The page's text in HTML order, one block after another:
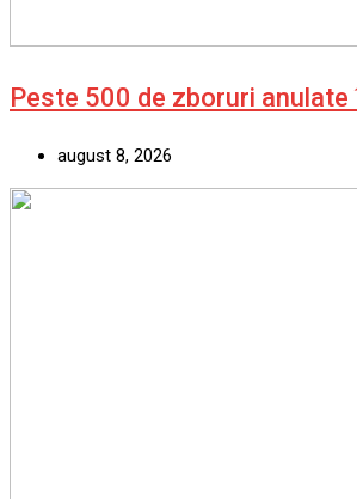
Peste 500 de zboruri
august 8, 2026